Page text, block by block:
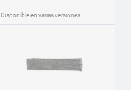
Disponible en varias versiones